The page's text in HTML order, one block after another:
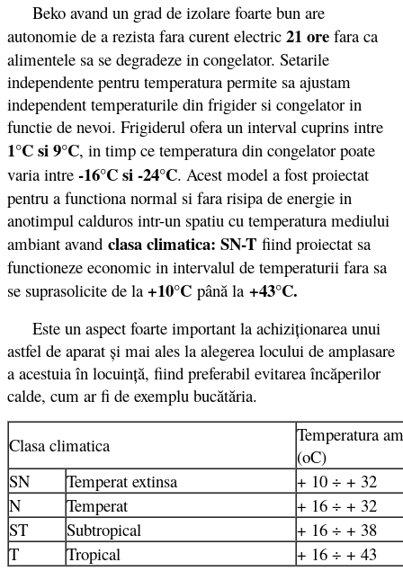
Beko avand un grad de izolare foarte bun are
autonomie de a rezista fara curent electric 21 ore fara ca
alimentele sa se degradeze in congelator. Setarile
independente pentru temperatura permite sa ajustam
independent temperaturile din frigider si congelator in
functie de nevoi. Frigiderul ofera un interval cuprins intre
1°C si 9°C, in timp ce temperatura din congelator poate
varia intre -16°C si -24°C. Acest model a fost proiectat
pentru a functiona normal si fara risipa de energie in
anotimpul calduros intr-un spatiu cu temperatura mediului
ambiant avand clasa climatica: SN-T fiind proiectat sa
functioneze economic in intervalul de temperaturii fara sa
se suprasolicite de la +10°C până la +43°C.
Este un aspect foarte important la achiziţionarea unui
astfel de aparat şi mai ales la alegerea locului de amplasare
a acestuia în locuinţă, fiind preferabil evitarea încăperilor
calde, cum ar fi de exemplu bucătăria.
Clasa climatica
Temperatura
(oC)
SN
Temperat extinsa
+ 10 ÷ + 32
N
Temperat
+ 16 ÷ + 32
ST
Subtropical
+ 16 ÷ + 38
T
Tropical
+ 16 ÷ + 43